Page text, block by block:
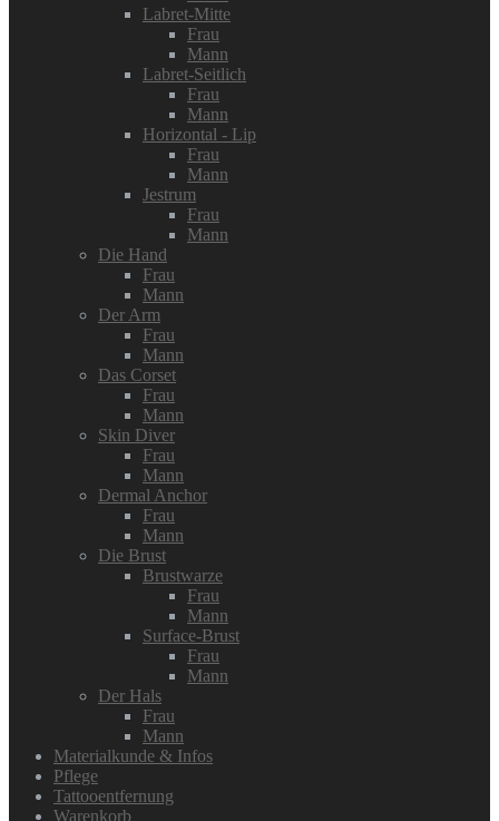
Labret-Mitte
Frau
Mann
Labret-Seitlich
Frau
Mann
Horizontal - Lip
Frau
Mann
Jestrum
Frau
Mann
Die Hand
Frau
Mann
Der Arm
Frau
Mann
Das Corset
Frau
Mann
Skin Diver
Frau
Mann
Dermal Anchor
Frau
Mann
Die Brust
Brustwarze
Frau
Mann
Surface-Brust
Frau
Mann
Der Hals
Frau
Mann
Materialkunde & Infos
Pflege
Tattooentfernung
Warenkorb